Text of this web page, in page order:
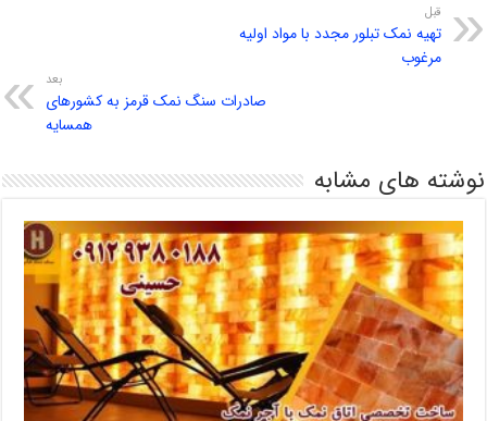
قبل
تهیه نمک تبلور مجدد با مواد اولیه
مرغوب
بعد
صادرات سنگ نمک قرمز به کشورهای
همسایه
نوشته های مشابه